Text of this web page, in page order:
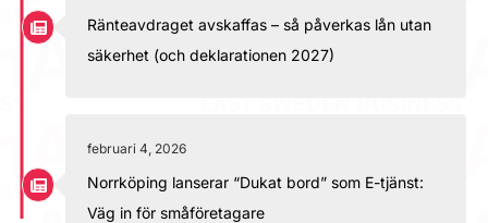
Ränteavdraget avskaffas – så påverkas lån utan
säkerhet (och deklarationen 2027)
februari 4, 2026
Norrköping lanserar “Dukat bord” som E-tjänst:
Väg in för småföretagare